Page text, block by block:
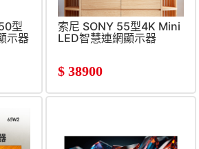
型
示器
索尼 SONY 55型4K Mini
LED智慧連網顯示器
$ 38900